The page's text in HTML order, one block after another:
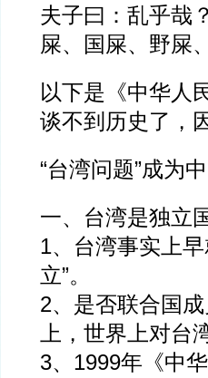
夫子曰：乱乎哉
屎、国屎、野屎
以下是《中华人
谈不到历史了，
“台湾问题”成为
一、台湾是独立
1、台湾事实上
立”。
2、是否联合国
上，世界上对台
3、1999年《中